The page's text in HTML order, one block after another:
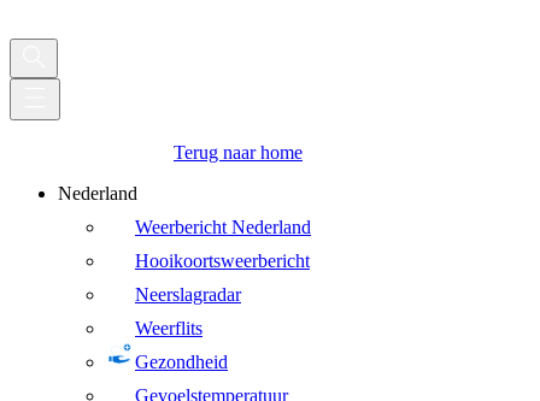
Terug naar home
Nederland
Weerbericht Nederland
Hooikoortsweerbericht
Neerslagradar
Weerflits
Gezondheid
Gevoelstemperatuur